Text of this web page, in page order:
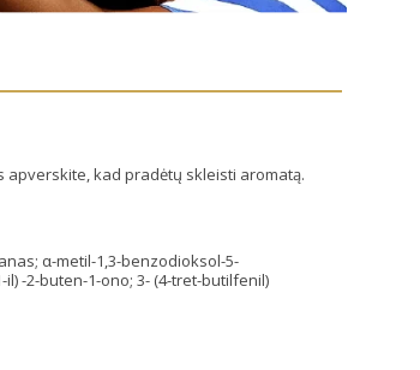
kad pradėtų skleisti aromatą.
α-metil-1,3-benzodioksol-5-
-2-buten-1-ono; 3- (4-tret-butilfenil)